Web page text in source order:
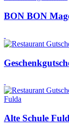
BON BON
Fulda
Alte Schule